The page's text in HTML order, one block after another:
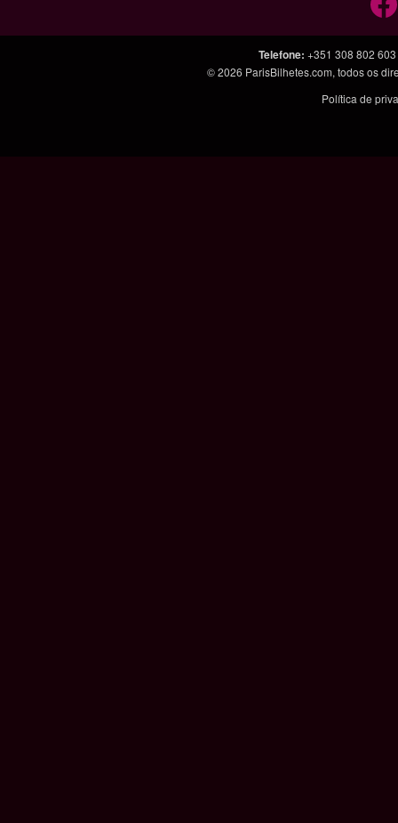
Telefone: +351 308 802 603
© 2026 ParisBilhetes.com, todos os
Política de